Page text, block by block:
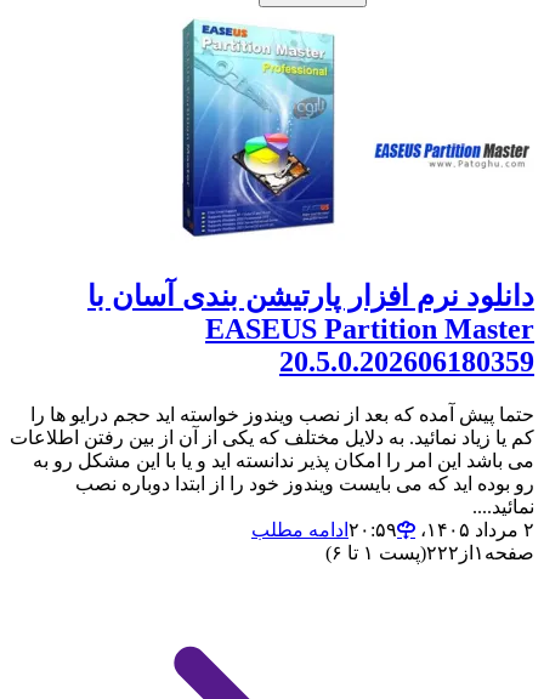
دانلود نرم افزار پارتیشن بندی آسان با
EASEUS Partition Master
20.5.0.202606180359
حتما پیش آمده که بعد از نصب ویندوز خواسته اید حجم درایو ها را
کم یا زیاد نمائید. به دلایل مختلف که یکی از آن از بین رفتن اطلاعات
می باشد این امر را امکان پذیر ندانسته اید و یا با این مشکل رو به
رو بوده اید که می بایست ویندوز خود را از ابتدا دوباره نصب
نمائید....
۲ مرداد ۱۴۰۵،‏ ۲۰:۵۹
ادامه مطلب
صفحه ۱ از ۲۲۲(پست ۱ تا ۶)